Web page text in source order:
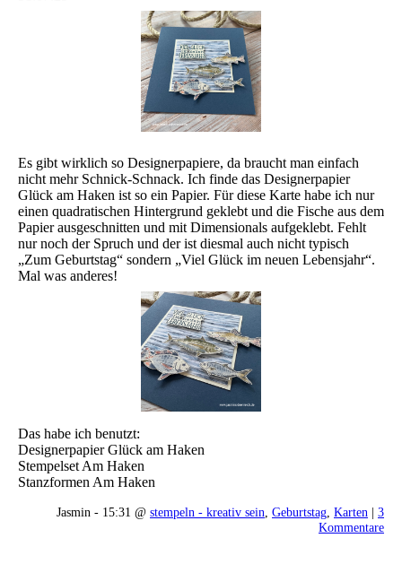
Es gibt wirklich so Designerpapiere, da braucht man einfach
nicht mehr Schnick-Schnack. Ich finde das Designerpapier
Glück am Haken ist so ein Papier. Für diese Karte habe ich nur
einen quadratischen Hintergrund geklebt und die Fische aus dem
Papier ausgeschnitten und mit Dimensionals aufgeklebt. Fehlt
nur noch der Spruch und der ist diesmal auch nicht typisch
„Zum Geburtstag“ sondern „Viel Glück im neuen Lebensjahr“.
Mal was anderes!
Das habe ich benutzt:
Designerpapier Glück am Haken
Stempelset Am Haken
Stanzformen Am Haken
Jasmin - 15:31 @ stempeln - kreativ sein Geburtstag Karten | 3
Kommentare